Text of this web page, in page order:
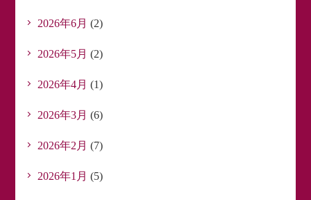
2026年6月 (2)
2026年5月 (2)
2026年4月 (1)
2026年3月 (6)
2026年2月 (7)
2026年1月 (5)